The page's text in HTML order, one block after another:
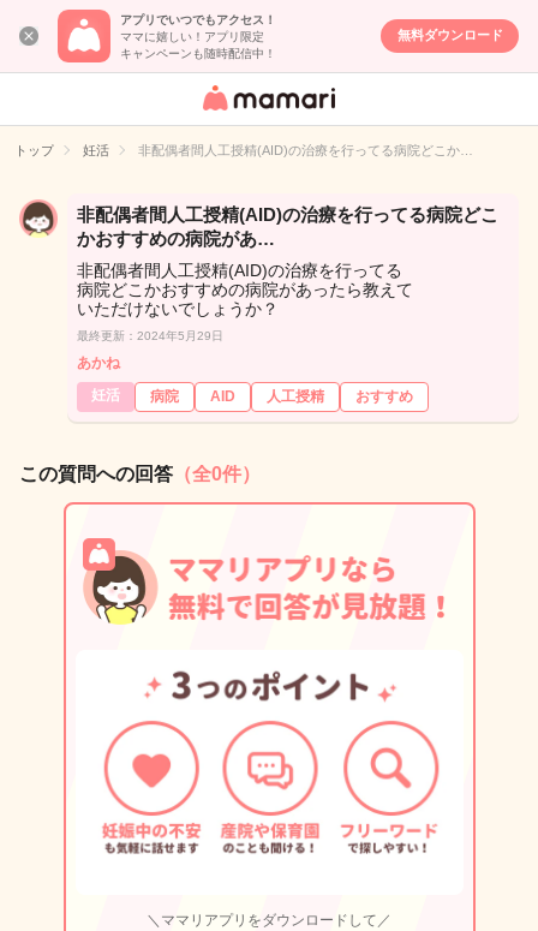
アプリでいつでもアクセス！
ママに嬉しい！アプリ限定
キャンペーンも随時配信中！
無料ダウンロード
女性専用匿名QA
イト
トップ 妊活 非配偶者間人工授精(AID)の治療を行ってる病院どこか…
非配偶者間人工授精(AID)の治療を行ってる病院どこ
かおすすめの病院があ…
非配偶者間人工授精(AID)の治療を行ってる
病院どこかおすすめの病院があったら教えて
いただけないでしょうか？
最終更新：2024年5月29日
あかね
妊活
病院 AID 人工授精 おすすめ
この質問への回答 （全0件）
＼ママリアプリをダウンロードして／